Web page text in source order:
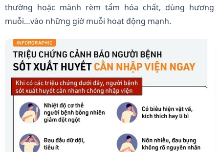
thường hoặc mành rèm tẩm hóa chất, dùng hương
muỗi…vào những giờ muỗi hoạt động mạnh.